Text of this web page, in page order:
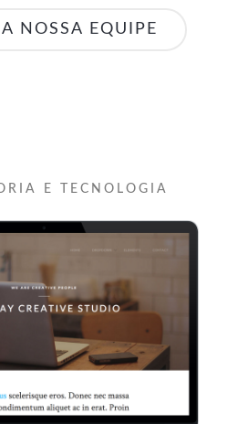
NOSSA EQUIPE
E TECNOLOGIA